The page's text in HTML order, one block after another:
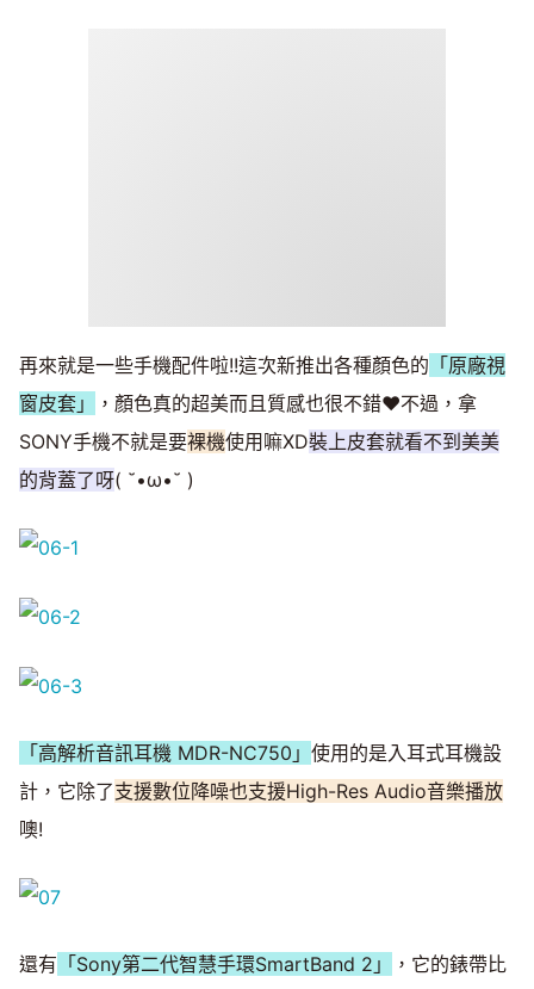
再來就是一些手機配件啦!!這次新推出各種顏色的 「原廠視
窗皮套」
，顏色真的超美而且質感也很不錯♥不過，拿
SONY手機不就是要裸機使用嘛XD裝上皮套就看不到美美
的背蓋了呀( ˘•ω•˘ )
「高解析音訊耳機 MDR-NC750」 使用的是入耳式耳機設
計，它除了支援數位降噪也支援High-Res Audio音樂播放
噢!
還有 「Sony第二代智慧手環SmartBand 2」
，它的錶帶比